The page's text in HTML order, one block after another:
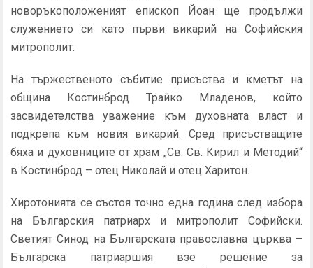
новоръкоположеният епископ Йоан ще продължи
служението си като първи викарий на Софийския
митрополит.
На тържественото събитие присъства и кметът на
община Костинброд Трайко Младенов, който
засвидетелства уважение към духовната власт и
подкрепа към новия викарий. Сред присъстващите
бяха и духовниците от храм „Св. Св. Кирил и Методий“
в Костинброд – отец Николай и отец Харитон.
Хиротонията се състоя точно една година след избора
на Българския патриарх и митрополит Софийски.
Светият Синод на Българската православна църква –
Българска патриаршия взе решение за